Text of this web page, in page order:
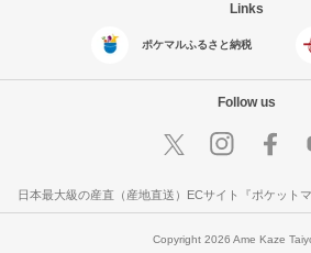
Links
ポケマルふるさと納税
Follow us
日本最大級の産直（産地直送）ECサイト『ポケット
Copyright 2026 Ame Kaze